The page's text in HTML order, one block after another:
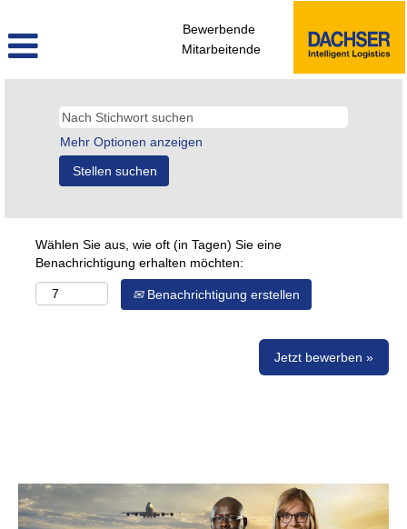
Bewerbende
Mitarbeitende
Mehr Optionen anzeigen
Wählen Sie aus, wie oft (in Tagen) Sie eine
Benachrichtigung erhalten möchten:
Benachrichtigung erstellen
Jetzt bewerben »